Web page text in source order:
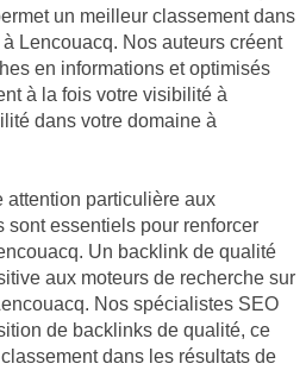
un meilleur classement dans
Lencouacq. Nos auteurs créent
en informations et optimisés
à la fois votre visibilité à
dans votre domaine à
attention particulière aux
sont essentiels pour renforcer
Un backlink de qualité
aux moteurs de recherche sur
Nos spécialistes SEO
de backlinks de qualité, ce
dans les résultats de